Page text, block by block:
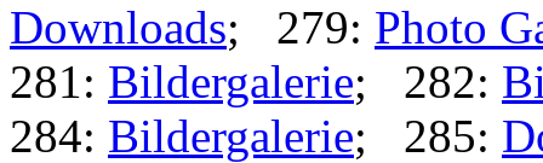
Downloads; 279: Photo
281: Bildergalerie; 282:
284: Bildergalerie; 285: